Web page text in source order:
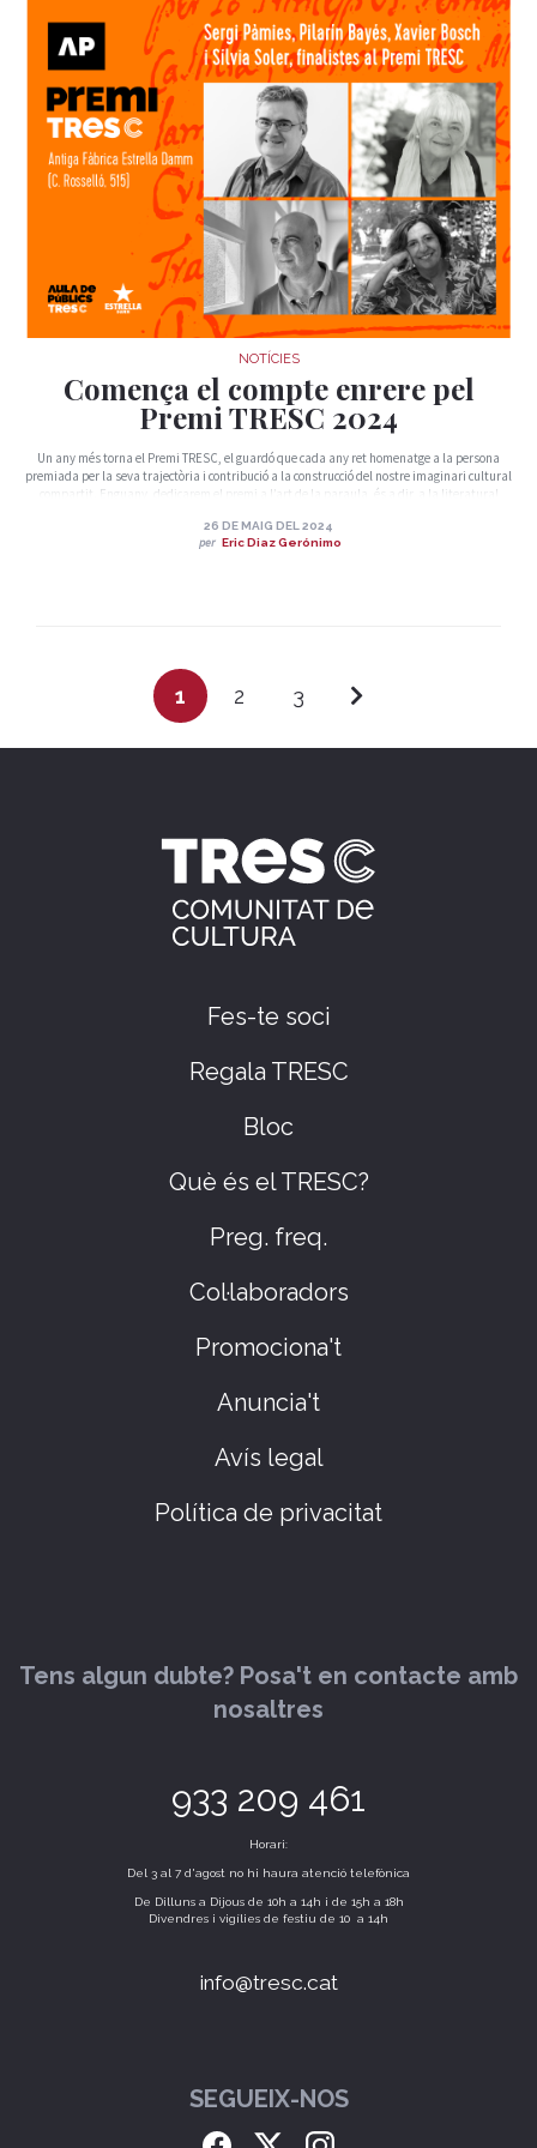
NOTÍCIES
Comença el compte enrere pel
Premi TRESC 2024
Un any més torna el Premi TRESC, el guardó que cada any ret homenatge a la persona
premiada per la seva trajectòria i contribució a la construcció del nostre imaginari cultural
compartit. Enguany, dedicarem el premi a l’art de la paraula, és a dir, a la literatura!
26 DE MAIG DEL 2024
per Eric Diaz Gerónimo
1 2 3
Fes-te soci
Regala TRESC
Bloc
Què és el TRESC?
Preg. freq.
Col·laboradors
Promociona't
Anuncia't
Avís legal
Política de privacitat
Tens algun dubte? Posa't en contacte amb
nosaltres
933 209 461
Horari:
Del 3 al 7 d'agost no hi haura atenció telefònica
De Dilluns a Dijous de 10h a 14h i de 15h a 18h
Divendres i vigílies de festiu de 10 a 14h
info@tresc.cat
SEGUEIX-NOS